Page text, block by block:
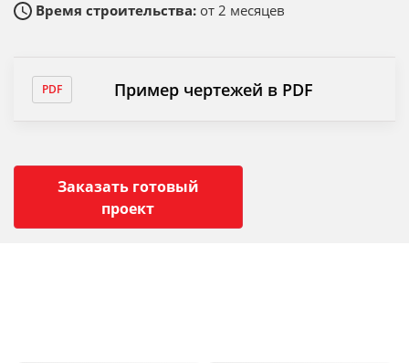
Время строительства: от 2 месяцев
Пример чертежей в PDF
Заказать готовый
проект